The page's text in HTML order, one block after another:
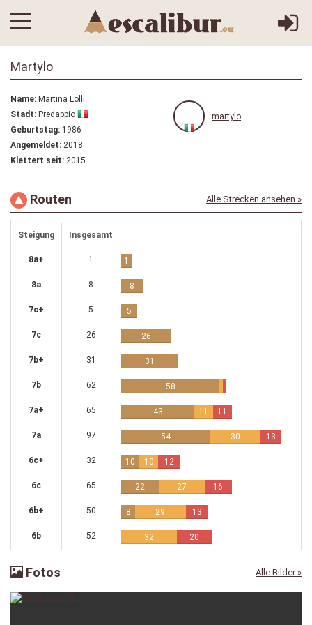
Martylo
Name: Martina Lolli
Stadt: Predappio
Geburtstag: 1986
Angemeldet: 2018
Klettert seit: 2015
martylo
Routen Alle Strecken ansehen »
Steigung Insgesamt
8a+ 1 1
8a 8 8
7c+ 5 5
7c 26 26
7b+ 31 31
7b 62 58
7a+ 65 43 11 11
7a 97 54 30 13
6c+ 32 10 10 12
6c 65 22 27 16
6b+ 50 8 29 13
6b 52 32 20
Fotos Alle Bilder »